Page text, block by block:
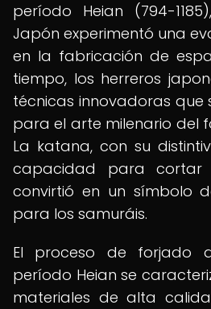
período Heian (794-
Japón experimentó una
en la fabricación de
tiempo, los herreros
técnicas innovadoras que
para el arte milenario del
La katana, con su
capacidad para cortar
convirtió en un símbolo
para los samuráis.
El proceso de forjado
período Heian se
materiales de alta